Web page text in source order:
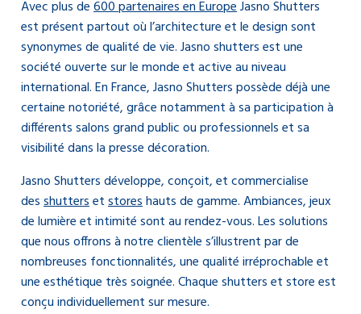
Avec plus de600 partenaires en EuropeJasno Shutters
est présent partout où l’architecture et le design sont
synonymes de qualité de vie. Jasno shutters est une
société ouverte sur le monde et active au niveau
international. En France, Jasno Shutters possède déjà une
certaine notoriété, grâce notamment à sa participation à
différents salons grand public ou professionnels et sa
visibilité dans la presse décoration.
Jasno Shutters développe, conçoit, et commercialise
desshuttersetstoreshauts de gamme. Ambiances, jeux
de lumière et intimité sont au rendez-vous. Les solutions
que nous offrons à notre clientèle s’illustrent par de
nombreuses fonctionnalités, une qualité irréprochable et
une esthétique très soignée. Chaque shutters et store est
conçu individuellement sur mesure.